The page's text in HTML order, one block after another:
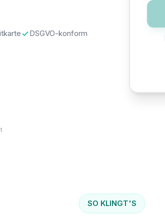
DSGVO-konform
SO KLINGT'S